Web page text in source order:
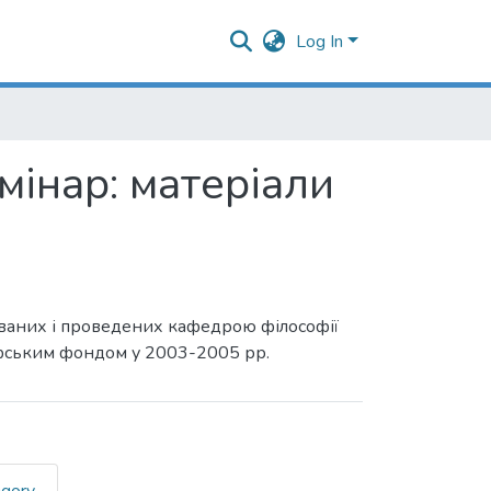
Log In
матеріали
і проведених кафедрою філософії
фондом у 2003-2005 рр.